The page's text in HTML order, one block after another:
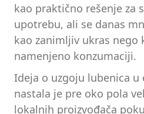
kao praktično rešenje za
upotrebu, ali se danas
kao zanimljiv ukras nego
namenjeno konzumaciji.
Ideja o uzgoju lubenica u
nastala je pre oko pola
lokalnih proizvođača